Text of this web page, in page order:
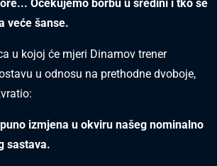
Očekujemo borbu u sredini i tko se
veće šanse.
u kojoj će mjeri Dinamov trener
u odnosu na prethodne dvoboje,
izmjena u okviru našeg nominalno
sastava.